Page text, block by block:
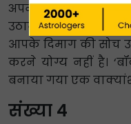
अपने संगठन को अपना
उठाने के लिए मना लेते
आपके दिमाग की सोच
करने योग्य नहीं है।
बनाया गया एक
संख्या 4